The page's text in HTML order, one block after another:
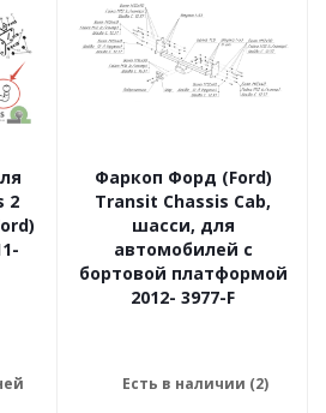
2
Фаркоп Форд (Ford)
Transit Chassis Cab,
шасси, для
автомобилей с
бортовой платформой
2012- 3977-F
Есть в наличии (2)